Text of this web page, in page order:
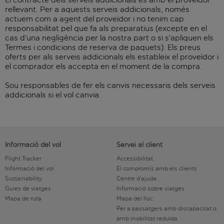
rellevant. Per a aquests serveis addicionals, només
actuem com a agent del proveïdor i no tenim cap
responsabilitat pel que fa als preparatius (excepte en el
cas d’una negligència per la nostra part o si s’apliquen els
Termes i condicions de reserva de paquets). Els preus
oferts per als serveis addicionals els estableix el proveïdor i
el comprador els accepta en el moment de la compra.
Sou responsables de fer els canvis necessaris dels serveis
addicionals si el vol canvia.
Informació del vol
Flight Tracker
Informació del vol
Sustainability
Guies de viatges
Mapa de ruta
Servei al client
Accessibilitat
El compromís amb els clients
Centre d’ajuda
Informació sobre viatges
Mapa del lloc
Per a passatgers amb discapacitat o
amb mobilitat reduïda